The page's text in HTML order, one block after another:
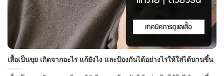
เสื้อเป็นขุย เกิดจากอะไร แก้ยังไง และป้องกันได้อย่างไรให้ใส่ได้นานขึ้น